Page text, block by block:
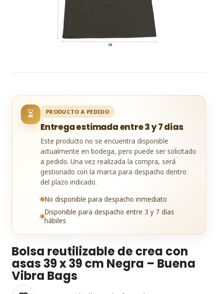
⏳ PRODUCTO A PEDIDO
Entrega estimada entre 3 y 7 días
Este producto no se encuentra disponible
actualmente en bodega, pero puede ser solicitado
a pedido. Una vez realizada la compra, será
gestionado con la marca para despacho dentro
del plazo indicado.
No disponible para despacho inmediato
Disponible para despacho entre 3 y 7 días
hábiles
Bolsa reutilizable de crea con
asas 39 x 39 cm Negra – Buena
Vibra Bags